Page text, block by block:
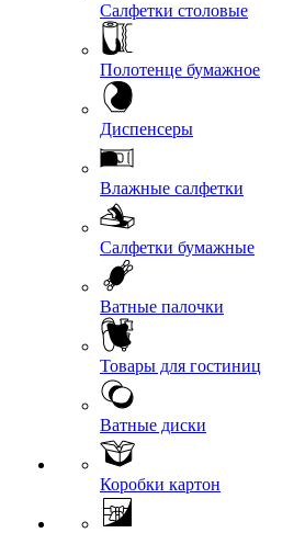
Салфетки столовые
Полотенце бумажное
Диспенсеры
Влажные салфетки
Салфетки бумажные
Ватные палочки
Товары для гостиниц
Ватные диски
Коробки картон